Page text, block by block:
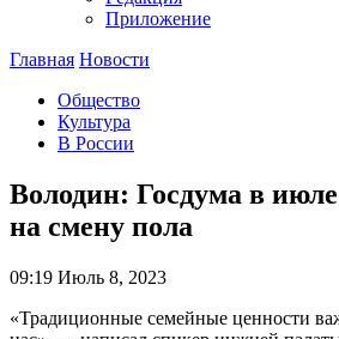
Приложение
Главная Новости
Общество
Культура
В России
Володин: Госдума в июле
на смену пола
09:19 Июль 8, 2023
«Традиционные семейные ценности